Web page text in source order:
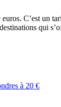
C’est un
qui
à 20 €